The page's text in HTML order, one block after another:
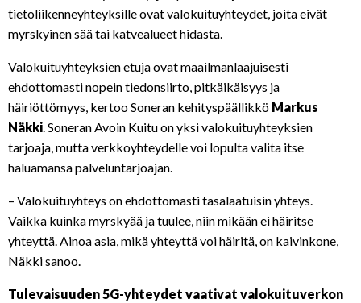
tietoliikenneyhteyksille ovat valokuituyhteydet, joita eivät
myrskyinen sää tai katvealueet hidasta.
Valokuituyhteyksien etuja ovat maailmanlaajuisesti
ehdottomasti nopein tiedonsiirto, pitkäikäisyys ja
häiriöttömyys, kertoo Soneran kehityspäällikkö Markus
Näkki. Soneran Avoin Kuitu on yksi valokuituyhteyksien
tarjoaja, mutta verkkoyhteydelle voi lopulta valita itse
haluamansa palveluntarjoajan.
– Valokuituyhteys on ehdottomasti tasalaatuisin yhteys.
Vaikka kuinka myrskyää ja tuulee, niin mikään ei häiritse
yhteyttä. Ainoa asia, mikä yhteyttä voi häiritä, on kaivinkone,
Näkki sanoo.
Tulevaisuuden 5G-yhteydet vaativat valokuituverkon